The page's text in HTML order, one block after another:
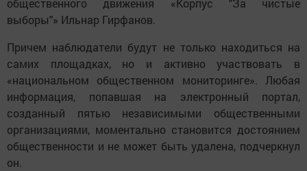
общественного движения «Корпус "За чистые
выборы"» Ильнар Гирфанов.
Причем наблюдатели будут не только находиться на
самих площадках, но и активно участвовать в
«национальном общественном мониторинге». Любая
информация, попавшая на электронный портал,
созданный пятью независимыми общественными
организациями, моментально становится достоянием
общественности и не может быть удалена, подчеркнул
он.